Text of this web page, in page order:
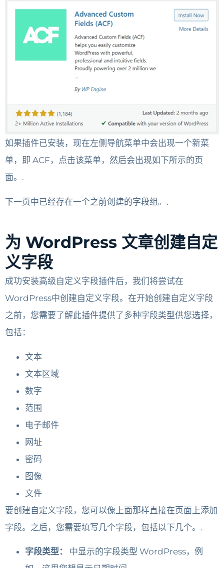
如果插件已安装，现在左侧导航菜单中会出现一个新菜
单，即 ACF，点击该菜单，然后会出现如下所示的页
面。.
下一页中已经存在一个之前创建的字段组。.
为 WordPress 文章创建自定
义字段
成功安装高级自定义字段插件后，我们将尝试在
WordPress中创建自定义字段。在开始创建自定义字段
之前，您需要了解此插件提供了多种字段类型供您选择，
包括：
文本
文本区域
数字
范围
电子邮件
网址
密码
图像
文件
要创建自定义字段，您可以像上面那样直接在页面上添加
字段。之后，您需要填写几个字段，包括以下几个。.
字段类型：
中显示的字段类型 WordPress，例